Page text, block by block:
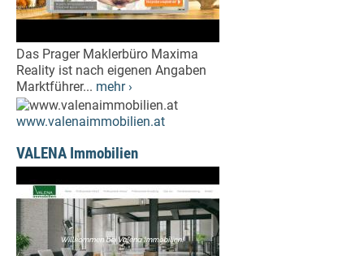
Das Prager Maklerbüro Maxima
Reality ist nach eigenen Angaben
Marktführer... mehr ›
www.valenaimmobilien.at
VALENA Immobilien